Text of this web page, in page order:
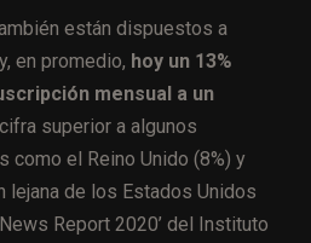
están dispuestos a
en promedio, hoy un 13%
mensual a un
superior a algunos
como el Reino Unido (8%) y
lejana de los Estados Unidos
Report 2020’ del Instituto